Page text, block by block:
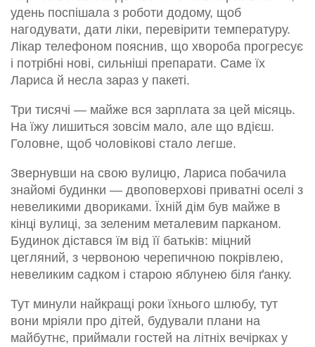
удень поспішала з роботи додому, щоб
нагодувати, дати ліки, перевірити температуру.
Лікар телефоном пояснив, що хвороба прогресує
і потрібні нові, сильніші препарати. Саме їх
Лариса й несла зараз у пакеті.
Три тисячі — майже вся зарплата за цей місяць.
На їжу лишиться зовсім мало, але що вдієш.
Головне, щоб чоловікові стало легше.
Звернувши на свою вулицю, Лариса побачила
знайомі будинки — двоповерхові приватні оселі з
невеликими двориками. Їхній дім був майже в
кінці вулиці, за зеленим металевим парканом.
Будинок дістався їм від її батьків: міцний
цегляний, з червоною черепичною покрівлею,
невеликим садком і старою яблунею біля ґанку.
Тут минули найкращі роки їхнього шлюбу, тут
вони мріяли про дітей, будували плани на
майбутнє, приймали гостей на літніх вечірках у